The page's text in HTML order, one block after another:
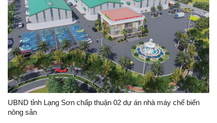
UBND tỉnh Lạng Sơn chấp thuận 02 dự án nhà máy chế biến
nông sản